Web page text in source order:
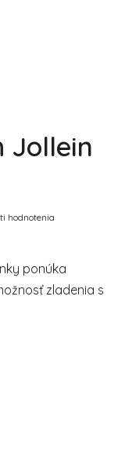
Jollein
hodnotenia
ponúka
zladenia s